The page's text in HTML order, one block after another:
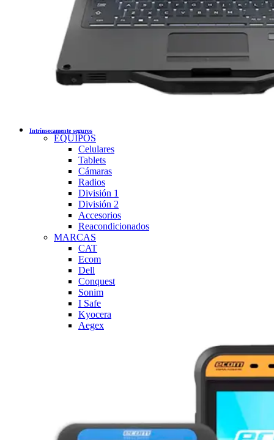
Intrínsecamente seguros
EQUIPOS
Celulares
Tablets
Cámaras
Radios
División 1
División 2
Accesorios
Reacondicionados
MARCAS
CAT
Ecom
Dell
Conquest
Sonim
I Safe
Kyocera
Aegex